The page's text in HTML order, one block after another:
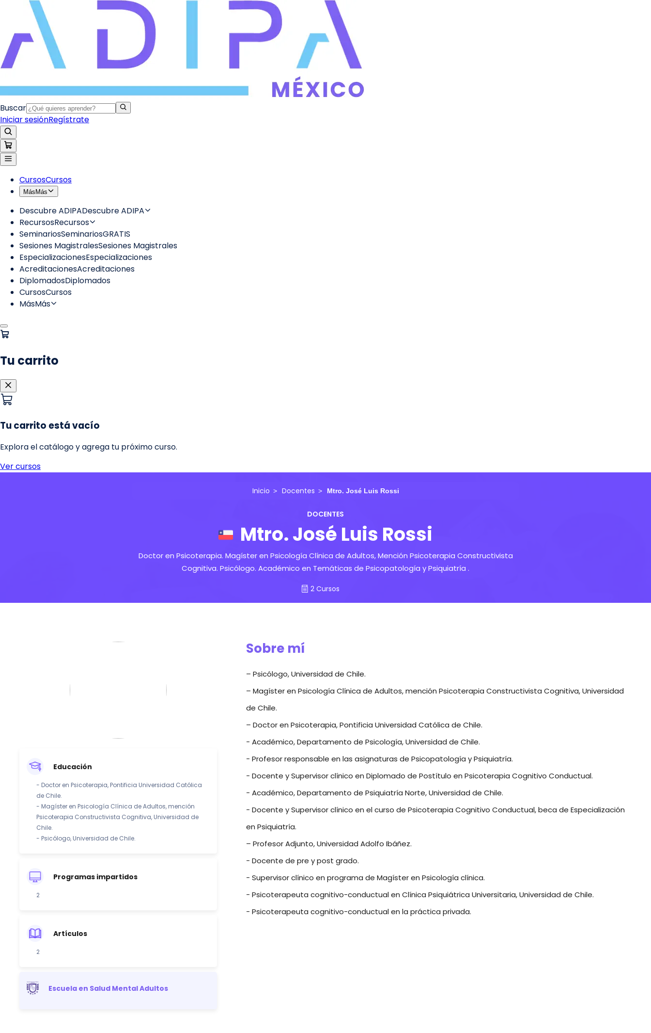
Inicio Docentes Mtro. José Luis Rossi
DOCENTES
Mtro. José Luis Rossi
Doctor en Psicoterapia. Magíster en Psicología Clínica de Adultos, Mención Psicoterapia Constructivista
Cognitiva. Psicólogo. Académico en Temáticas de Psicopatología y Psiquiatría .
2 Cursos
Educación
- Doctor en Psicoterapia, Pontificia Universidad Católica
de Chile.
- Magíster en Psicología Clínica de Adultos, mención
Psicoterapia Constructivista Cognitiva, Universidad de
Chile.
- Psicólogo, Universidad de Chile.
Programas impartidos
2
Artículos
2
Escuela en Salud Mental Adultos
Sobre mí
– Psicólogo, Universidad de Chile.
– Magíster en Psicología Clínica de Adultos, mención Psicoterapia Constructivista Cognitiva, Universidad
de Chile.
– Doctor en Psicoterapia, Pontificia Universidad Católica de Chile.
- Académico, Departamento de Psicología, Universidad de Chile.
- Profesor responsable en las asignaturas de Psicopatología y Psiquiatría.
- Docente y Supervisor clínico en Diplomado de Postítulo en Psicoterapia Cognitivo Conductual.
- Académico, Departamento de Psiquiatría Norte, Universidad de Chile.
- Docente y Supervisor clínico en el curso de Psicoterapia Cognitivo Conductual, beca de Especialización
en Psiquiatría.
– Profesor Adjunto, Universidad Adolfo Ibáñez.
- Docente de pre y post grado.
- Supervisor clínico en programa de Magíster en Psicología clínica.
- Psicoterapeuta cognitivo-conductual en Clínica Psiquiátrica Universitaria, Universidad de Chile.
- Psicoterapeuta cognitivo-conductual en la práctica privada.